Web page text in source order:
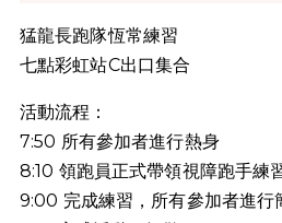
猛龍長跑隊恆常練習
七點彩虹站C出口集合
活動流程：
7:50 所有參加者進行熱身
8:10 領跑員正式帶領視障跑手練
9:00 完成練習，所有參加者進行